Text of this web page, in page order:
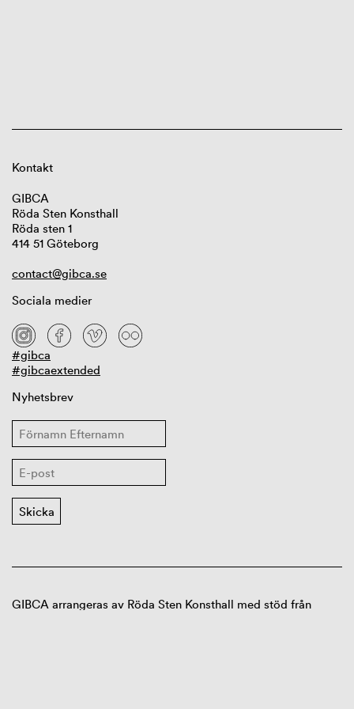
Kontakt
GIBCA
Röda Sten Konsthall
Röda sten 1
414 51 Göteborg
contact@gibca.se
Sociala medier
#gibca
#gibcaextended
Nyhetsbrev
GIBCA arrangeras av Röda Sten Konsthall med stöd från